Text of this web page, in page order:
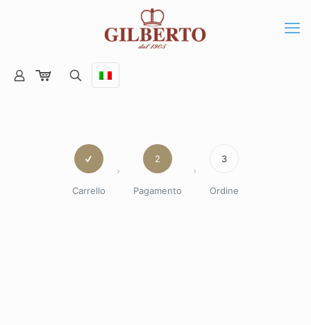
Carrello
2
Pagamento
3
Ordine